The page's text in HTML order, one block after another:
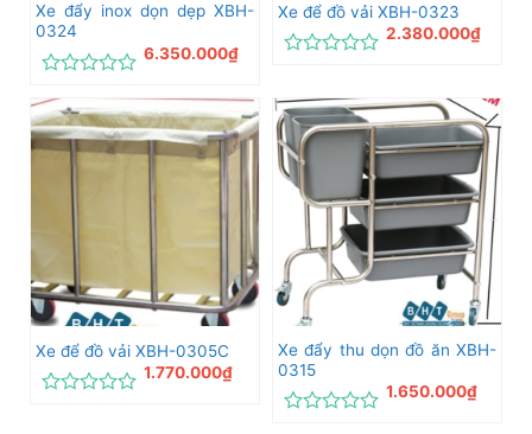
Xe đẩy inox dọn dẹp XBH-
0324
xếp
hạng
0
6.350.000₫
Xe để đồ vải XBH-0323
hạng
0
5
sao
2.380.000₫
Xe để đồ vải XBH-0305C
1.770.000₫
Xe đẩy thu dọn đồ ăn XBH-
0315
1.650.000₫